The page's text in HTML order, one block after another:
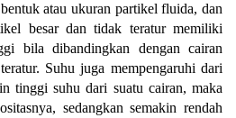
atau ukuran partikel fluida, dan
besar dan tidak teratur memiliki
bila dibandingkan dengan cairan
Suhu juga mempengaruhi dari
tinggi suhu dari suatu cairan, maka
sedangkan semakin rendah